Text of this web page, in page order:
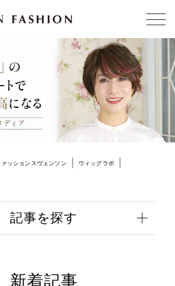
ッションスヴェンソン ウィッグラボ
新着記事
記事を探す